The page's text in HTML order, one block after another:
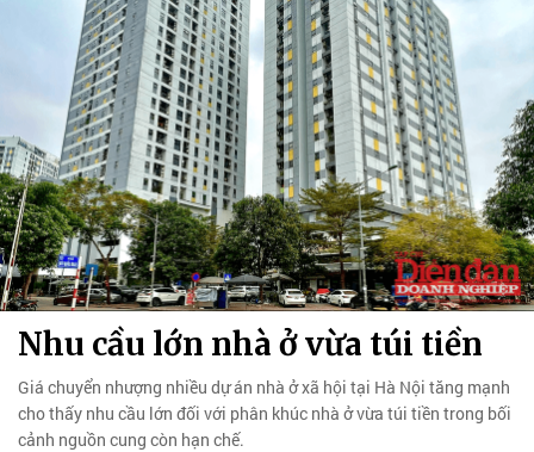
Nhu cầu lớn nhà ở vừa túi tiền
Giá chuyển nhượng nhiều dự án nhà ở xã hội tại Hà Nội tăng mạnh
cho thấy nhu cầu lớn đối với phân khúc nhà ở vừa túi tiền trong bối
cảnh nguồn cung còn hạn chế.